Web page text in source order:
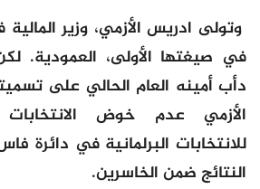
وتولى ادريس الأزمي، وزير
في صيغتها الأولى، العمودية.
دأب أمينه العام الحالي على
الأزمي عدم خوض الانتخابات
للانتخابات البرلمانية في دائرة
النتائج ضمن الخاسرين.